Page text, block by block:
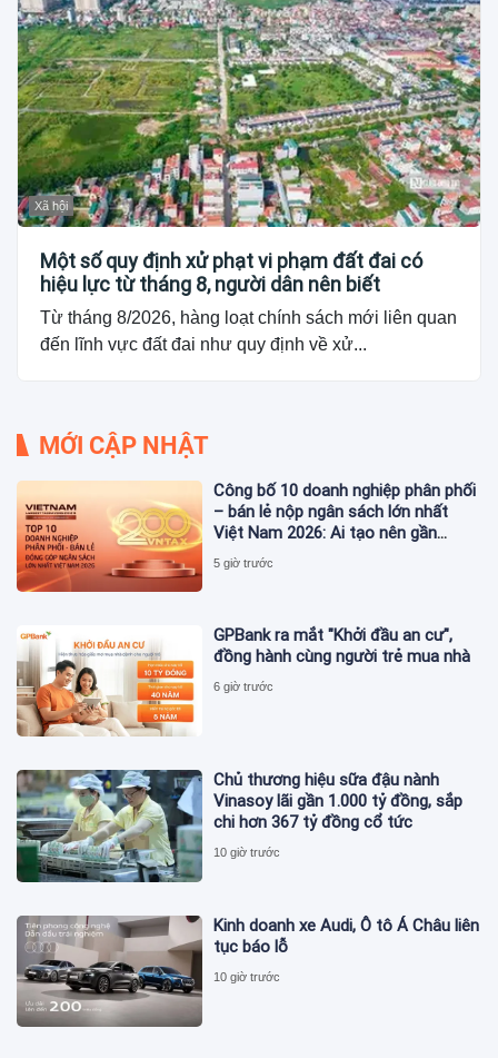
Xã hội
Một số quy định xử phạt vi phạm đất đai có
hiệu lực từ tháng 8, người dân nên biết
Từ tháng 8/2026, hàng loạt chính sách mới liên quan
đến lĩnh vực đất đai như quy định về xử...
MỚI CẬP NHẬT
Công bố 10 doanh nghiệp phân phối
– bán lẻ nộp ngân sách lớn nhất
Việt Nam 2026: Ai tạo nên gần
12.900 tỷ đồng?
5 giờ trước
GPBank ra mắt "Khởi đầu an cư",
đồng hành cùng người trẻ mua nhà
6 giờ trước
Chủ thương hiệu sữa đậu nành
Vinasoy lãi gần 1.000 tỷ đồng, sắp
chi hơn 367 tỷ đồng cổ tức
10 giờ trước
Kinh doanh xe Audi, Ô tô Á Châu liên
tục báo lỗ
10 giờ trước